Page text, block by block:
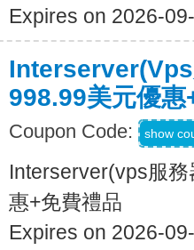
Expires on 2026-
Interserver(vps
998.99美元優惠
Coupon Code: show
Interserver(vps服
惠+免費禮品
Expires on 2026-